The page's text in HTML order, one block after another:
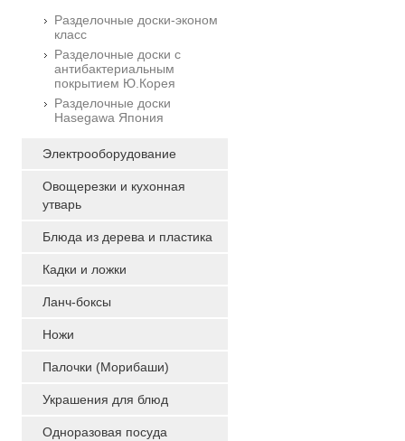
Разделочные доски-эконом
класс
Разделочные доски с
антибактериальным
покрытием Ю.Корея
Разделочные доски
Hasegawa Япония
Электрооборудование
Овощерезки и кухонная
утварь
Блюда из дерева и пластика
Кадки и ложки
Ланч-боксы
Ножи
Палочки (Морибаши)
Украшения для блюд
Одноразовая посуда